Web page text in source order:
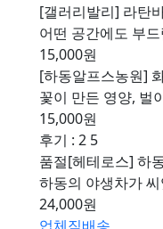
[갤러리발리] 라탄
어떤 공간에도 부
15,000원
[하동알프스농원]
꽃이 만든 영양, 벌
15,000원
후기 : 2 5
품절[헤테로스] 하
하동의 야생차가
24,000원